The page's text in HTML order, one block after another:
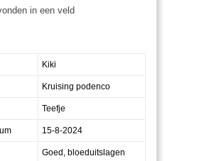
in een veld
Kiki
Kruising podenco
Teefje
15-8-2024
Goed, bloeduitslagen